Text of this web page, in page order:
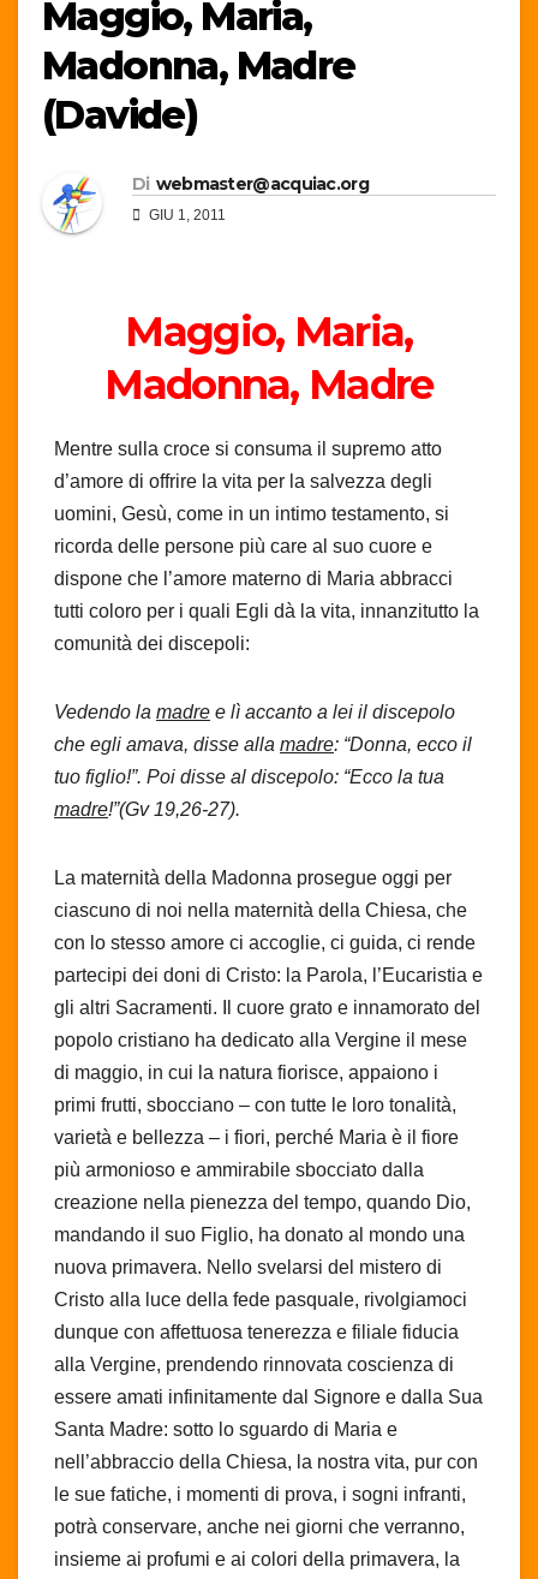
Maggio, Maria,
Madonna, Madre
(Davide)
Di webmaster@acquiac.org
GIU 1, 2011
Maggio, Maria,
Madonna, Madre
Mentre sulla croce si consuma il supremo atto
d’amore di offrire la vita per la salvezza degli
uomini, Gesù, come in un intimo testamento, si
ricorda delle persone più care al suo cuore e
dispone che l’amore materno di Maria abbracci
tutti coloro per i quali Egli dà la vita, innanzitutto la
comunità dei discepoli:
Vedendo la madre e lì accanto a lei il discepolo
che egli amava, disse alla madre: “Donna, ecco il
tuo figlio!”. Poi disse al discepolo: “Ecco la tua
madre!”(Gv 19,26-27).
La maternità della Madonna prosegue oggi per
ciascuno di noi nella maternità della Chiesa, che
con lo stesso amore ci accoglie, ci guida, ci rende
partecipi dei doni di Cristo: la Parola, l’Eucaristia e
gli altri Sacramenti. Il cuore grato e innamorato del
popolo cristiano ha dedicato alla Vergine il mese
di maggio, in cui la natura fiorisce, appaiono i
primi frutti, sbocciano – con tutte le loro tonalità,
varietà e bellezza – i fiori, perché Maria è il fiore
più armonioso e ammirabile sbocciato dalla
creazione nella pienezza del tempo, quando Dio,
mandando il suo Figlio, ha donato al mondo una
nuova primavera. Nello svelarsi del mistero di
Cristo alla luce della fede pasquale, rivolgiamoci
dunque con affettuosa tenerezza e filiale fiducia
alla Vergine, prendendo rinnovata coscienza di
essere amati infinitamente dal Signore e dalla Sua
Santa Madre: sotto lo sguardo di Maria e
nell’abbraccio della Chiesa, la nostra vita, pur con
le sue fatiche, i momenti di prova, i sogni infranti,
potrà conservare, anche nei giorni che verranno,
insieme ai profumi e ai colori della primavera, la